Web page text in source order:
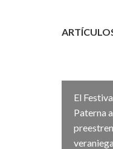
El
Paterna